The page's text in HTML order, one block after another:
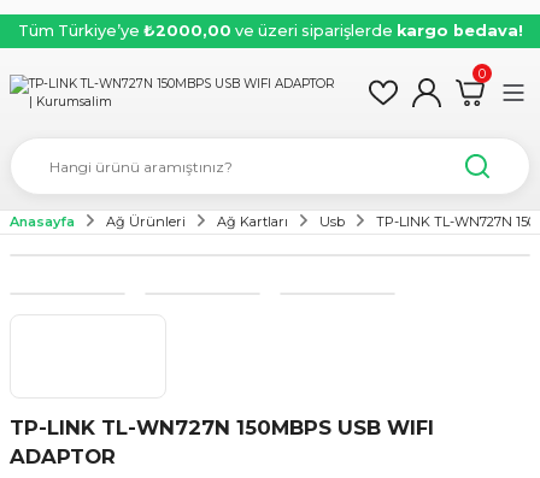
Tüm Türkiye’ye ₺2000,00 ve üzeri siparişlerde kargo bedava!
0
Anasayfa Ağ Ürünleri Ağ Kartları Usb TP-LINK TL-WN727N
TP-LINK TL-WN727N 150MBPS USB WIFI
ADAPTOR